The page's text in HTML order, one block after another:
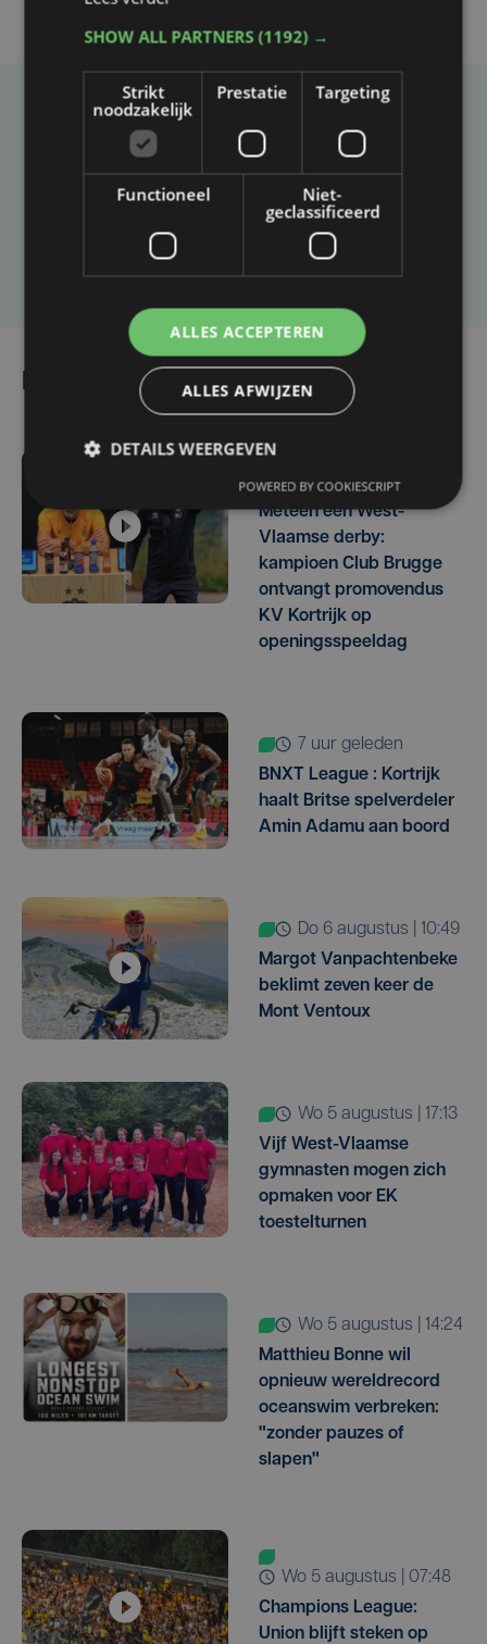
Taalfout opgemerkt?
Heb je een taal- of schrijffout opgemerkt in dit
Laat het ons weten
Lees ook
5 uur geleden
Meteen een West-
Vlaamse derby:
kampioen Club Brugge
ontvangt promovendus
KV Kortrijk op
openingsspeeldag
7 uur geleden
BNXT League : Kortrijk
haalt Britse spelverdeler
Amin Adamu aan boord
do 6 augustus | 10:49
Margot Vanpachtenbeke
beklimt zeven keer de
Mont Ventoux
wo 5 augustus | 17:13
Vijf West-Vlaamse
gymnasten mogen zich
opmaken voor EK
toestelturnen
wo 5 augustus | 14:24
Matthieu Bonne wil
opnieuw wereldrecord
oceanswim verbreken:
"zonder pauzes of
slapen"
wo 5 augustus | 07:48
Champions League:
Union blijft steken op
SHOW ALL PARTNERS(1192) →
Strikt
noodzakelijk
Prestatie Targeting
Functioneel
Niet-
geclassificeerd
ALLES ACCEPTEREN
ALLES AFWIJZEN
DETAILS WEERGEVEN
POWERED BY COOKIESCRIPT